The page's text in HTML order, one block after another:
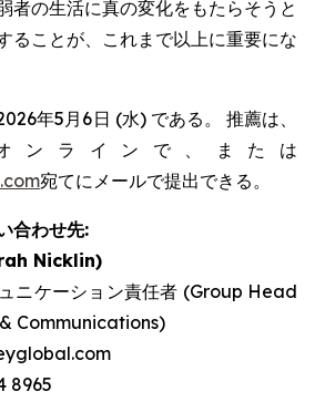
者の生活に真の変化をもたらそうと
ることが、これまで以上に重要にな
年5月6日 (水) である。 推薦は、
ンラインで、または
宛てにメールで提出できる。
合わせ先:
Nicklin)
ニケーション責任者 (Group Head
Communications)
8965